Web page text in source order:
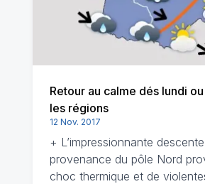
Retour au calme dés lundi
les régions
12 Nov. 2017
+ L’impressionnante
provenance du pôle Nord
choc thermique et de